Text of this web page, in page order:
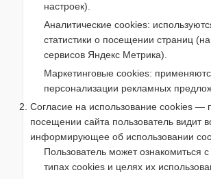
настроек).
Аналитические cookies:
статистики о посещении страниц
сервисов Яндекс Метрика).
Маркетинговые cookies:
персонализации рекламных
Согласие на использование cookies —
посещении сайта пользователь видит
информирующее об использовании
Пользователь может ознакомиться
типах cookies и целях их